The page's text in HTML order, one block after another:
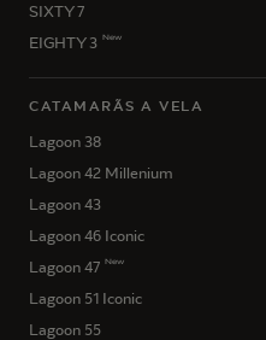
SIXTY 7
EIGHTY 3 New
CATAMARÃS A VELA
Lagoon 38
Lagoon 42 Millenium
Lagoon 43
Lagoon 46 Iconic
Lagoon 47 New
Lagoon 51 Iconic
Lagoon 55